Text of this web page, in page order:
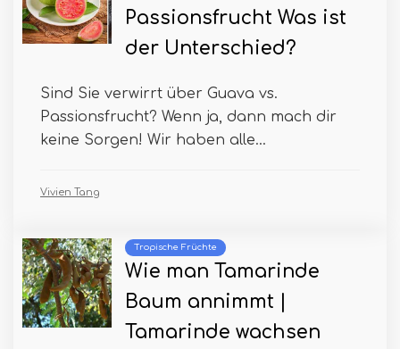
Passionsfrucht Was ist
der Unterschied?
Sind Sie verwirrt über Guava vs.
Passionsfrucht? Wenn ja, dann mach dir
keine Sorgen! Wir haben alle...
Vivien Tang
Tropische Früchte
Wie man Tamarinde
Baum annimmt |
Tamarinde wachsen